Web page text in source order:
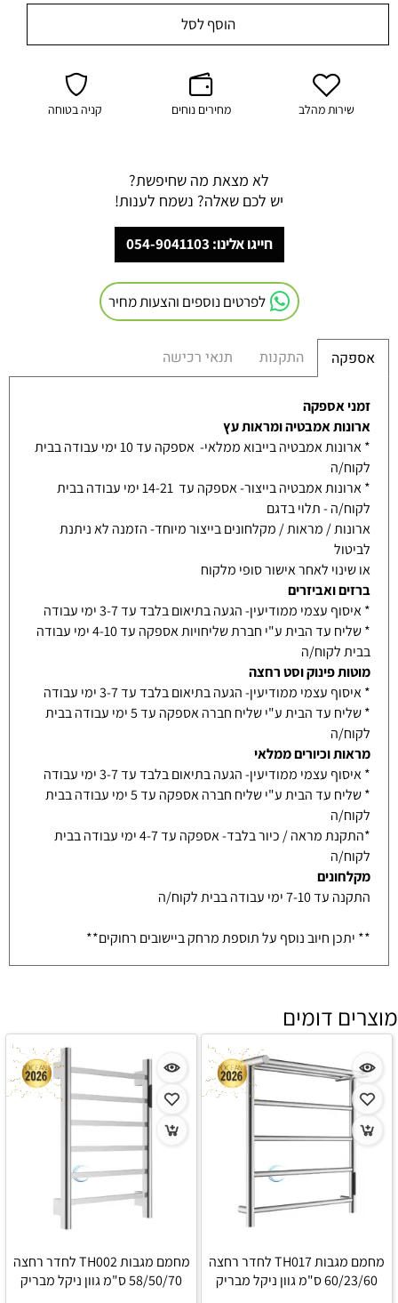
הוסף לסל
שירות מהלב מחירים נוחים קניה בטוחה
לא מצאת מה שחיפשת?
יש לכם שאלה? נשמח לענות!
חייגו אלינו: 054-9041103
לפרטים נוספים והצעות מחיר
אספקה התקנות תנאי רכישה
זמני אספקה
ארונות אמבטיה ומראות עץ
* ארונות אמבטיה בייבוא ממלאי- אספקה עד 10 ימי עבודה בבית
לקוח/ה
* ארונות אמבטיה בייצור- אספקה עד 14-21 ימי עבודה בבית
לקוח/ה - תלוי בדגם
ארונות / מראות / מקלחונים בייצור מיוחד- הזמנה לא ניתנת
לביטול
או שינוי לאחר אישור סופי מלקוח
ברזים ואביזרים
* איסוף עצמי ממודיעין- הגעה בתיאום בלבד עד 3-7 ימי עבודה
* שליח עד הבית ע"י חברת שליחויות אספקה עד 4-10 ימי עבודה
בבית לקוח/ה
מוטות פינוק וסט רחצה
* איסוף עצמי ממודיעין- הגעה בתיאום בלבד עד 3-7 ימי עבודה
* שליח עד הבית ע"י שליח חברה אספקה עד 5 ימי עבודה בבית
לקוח/ה
מראות וכיורים ממלאי
* איסוף עצמי ממודיעין- הגעה בתיאום בלבד עד 3-7 ימי עבודה
* שליח עד הבית ע"י שליח חברה אספקה עד 5 ימי עבודה בבית
לקוח/ה
*התקנת מראה / כיור בלבד- אספקה עד 4-7 ימי עבודה בבית
לקוח/ה
מקלחונים
התקנה עד 7-10 ימי עבודה בבית לקוח/ה
** יתכן חיוב נוסף על תוספת מרחק ביישובים רחוקים**
מוצרים דומים
מחמם מגבות TH017 לחדר רחצה
60/23/60 ס"מ גוון ניקל מבריק
מחמם מגבות TH002 לחדר רחצה
58/50/70 ס"מ גוון ניקל מבריק